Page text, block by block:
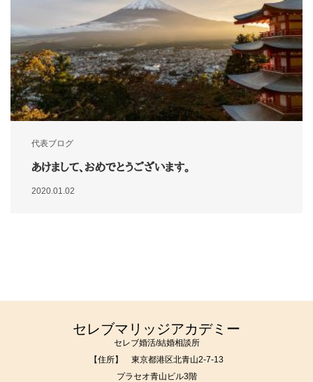
代表ブログ
あけまして、おめでとうございます。
2020.01.02
セレブマリッジアカデミー
セレブ婚活/結婚相談所
【住所】 東京都港区北青山2-7-13
プラセオ青山ビル3階